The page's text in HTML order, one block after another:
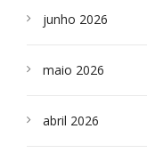
junho 2026
maio 2026
abril 2026